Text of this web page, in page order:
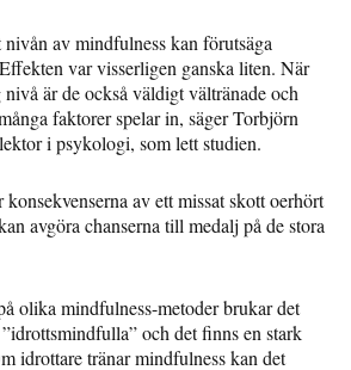
av mindfulness kan förutsäga
var visserligen ganska liten. När
är de också väldigt vältränade och
faktorer spelar in, säger Torbjörn
i psykologi, som lett studien.
av ett missat skott oerhört
avgöra chanserna till medalj på de stora
olika mindfulness-metoder brukar det
och det finns en stark
idrottare tränar mindfulness kan det